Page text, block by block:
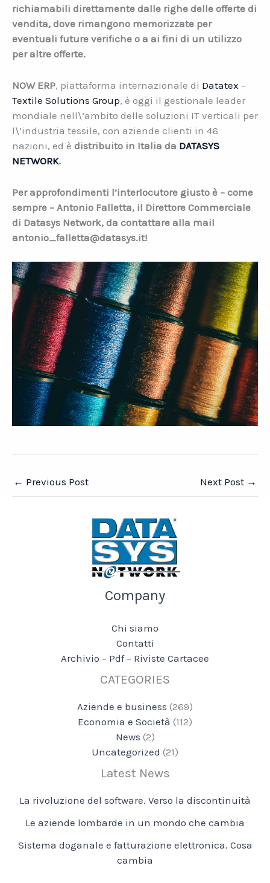
richiamabili direttamente dalle righe delle offerte di
vendita, dove rimangono memorizzate per
eventuali future verifiche o a ai fini di un utilizzo
per altre offerte.
NOW ERP, piattaforma internazionale di Datatex –
Textile Solutions Group, è oggi il gestionale leader
mondiale nell\’ambito delle soluzioni IT verticali per
l\’industria tessile, con aziende clienti in 46
nazioni, ed è distribuito in Italia da DATASYS
NETWORK.
Per approfondimenti l’interlocutore giusto è – come
sempre – Antonio Falletta, il Direttore Commerciale
di Datasys Network, da contattare alla mail
antonio_falletta@datasys.it!
← Previous Post Next Post →
Company
Chi siamo
Contatti
Archivio – Pdf – Riviste Cartacee
CATEGORIES
Aziende e business (269)
Economia e Società (112)
News (2)
Uncategorized (21)
Latest News
La rivoluzione del software. Verso la discontinuità
Le aziende lombarde in un mondo che cambia
Sistema doganale e fatturazione elettronica. Cosa
cambia